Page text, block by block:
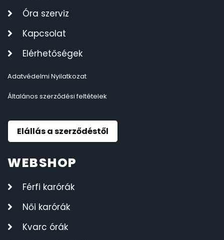
Óra szerviz
Kapcsolat
Elérhetőségek
Adatvédelmi Nyilatkozat
Általános szerződési feltételek
Elállás a szerződéstől
WEBSHOP
Férfi karórák
Női karórák
Kvarc órák